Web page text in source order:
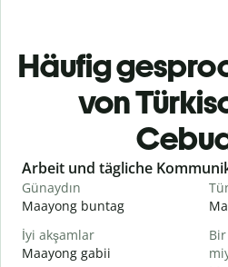
Häufig
von
Slide 1 of 6
Arbeit und tägliche
Günaydın
Maayong buntag
İyi akşamlar
Maayong gabii